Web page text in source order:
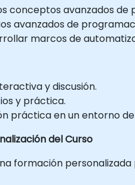
conceptos avanzados
avanzados de
marcos de
y discusión.
y práctica.
práctica en un entorno
del Curso
formación